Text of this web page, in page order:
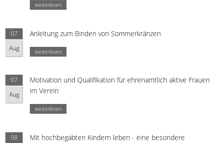
weiterlesen
07
Aug
Anleitung zum Binden von Sommerkränzen
weiterlesen
07
Aug
Motivation und Qualifikation für ehrenamtlich aktive Frauen
im Verein
weiterlesen
08
Mit hochbegabten Kindern leben - eine besondere